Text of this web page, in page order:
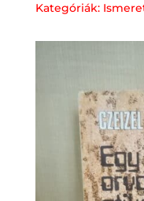
Kategóriák: